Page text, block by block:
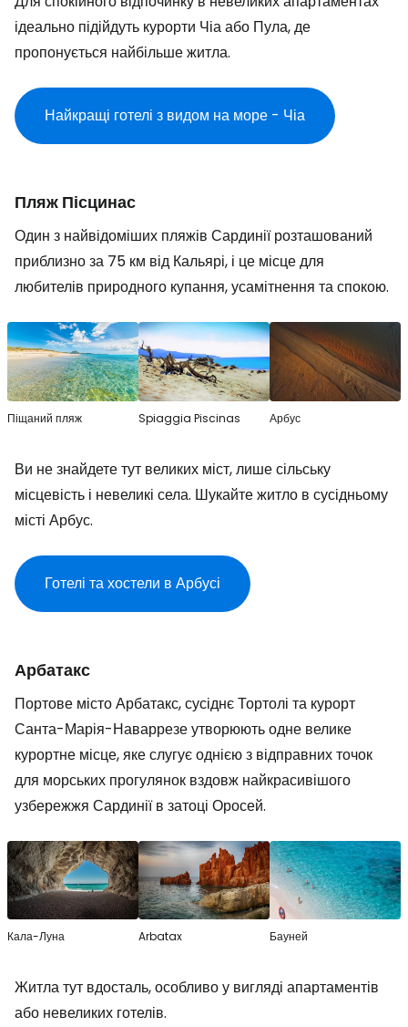
ідеально підійдуть курорти Чіа або Пула, де
пропонується найбільше житла.
Найкращі готелі з видом на море - Чіа
Пляж Пісцинас
Один з найвідоміших пляжів Сардинії розташований
приблизно за 75 км від Кальярі, і це місце для
любителів природного купання, усамітнення та спокою.
Піщаний пляж Spiaggia Piscinas Арбус
Ви не знайдете тут великих міст, лише сільську
місцевість і невеликі села. Шукайте житло в сусідньому
місті Арбус.
Готелі та хостели в Арбусі
Арбатакс
Портове місто Арбатакс, сусіднє Тортолі та курорт
Санта-Марія-Наваррезе утворюють одне велике
курортне місце, яке слугує однією з відправних точок
для морських прогулянок вздовж найкрасивішого
узбережжя Сардинії в затоці Оросей.
Кала-Луна Arbatax Бауней
Житла тут вдосталь, особливо у вигляді апартаментів
або невеликих готелів.